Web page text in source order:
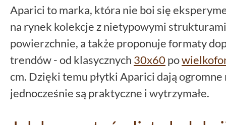
Aparici to marka, która nie boi się
na rynek kolekcje z nietypowymi
powierzchnie, a także proponuje formaty
trendów - od klasycznych 30x60 po
cm. Dzięki temu płytki Aparici dają
jednocześnie są praktyczne i wytrzymałe.